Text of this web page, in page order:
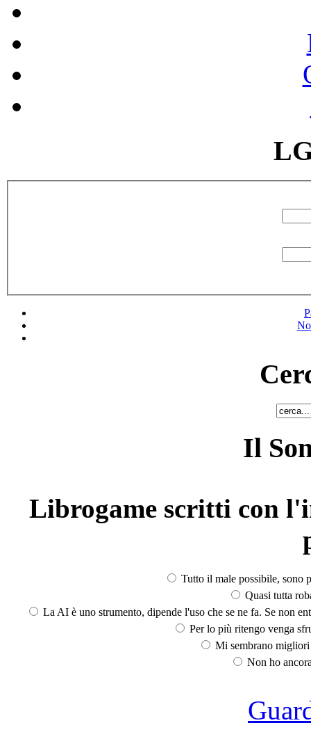
Il
Librogame scritti con
Tutto il male possibile, sono
Quasi tutta
La AI è uno strumento, dipende l'uso che se ne fa. Se non
Per lo più ritengo venga
Mi sembrano
Non ho